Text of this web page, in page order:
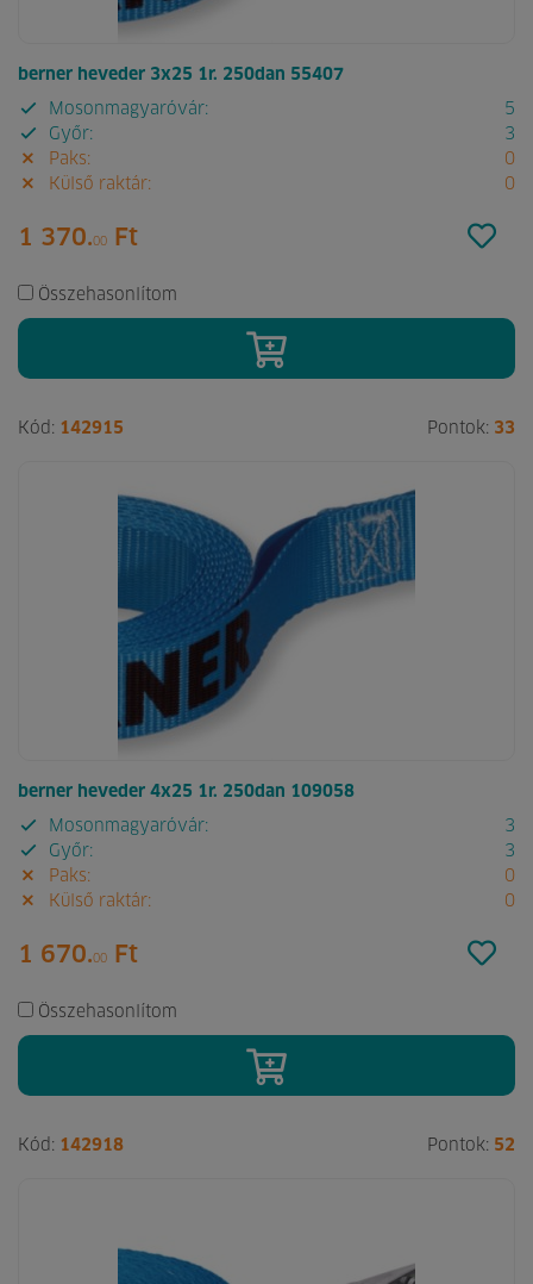
berner heveder 3x25 1r. 250dan 55407
Mosonmagyaróvár:
5
Győr:
3
Paks:
0
Külső raktár:
0
1 370.00 Ft
Összehasonlítom
Kód: 142915 Pontok: 33
berner heveder 4x25 1r. 250dan 109058
Mosonmagyaróvár:
3
Győr:
3
Paks:
0
Külső raktár:
0
1 670.00 Ft
Összehasonlítom
Kód: 142918 Pontok: 52